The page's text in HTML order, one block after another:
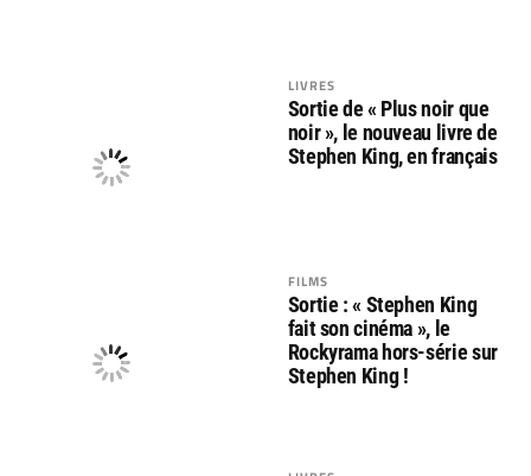
LIVRES
Sortie de « Plus noir que
noir », le nouveau livre de
Stephen King, en français
FILMS
Sortie : « Stephen King
fait son cinéma », le
Rockyrama hors-série sur
Stephen King !